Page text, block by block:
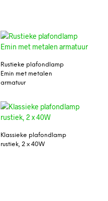
Rustieke plafondlamp
Emin met metalen
armatuur
Klassieke plafondlamp
rustiek, 2 x 40W